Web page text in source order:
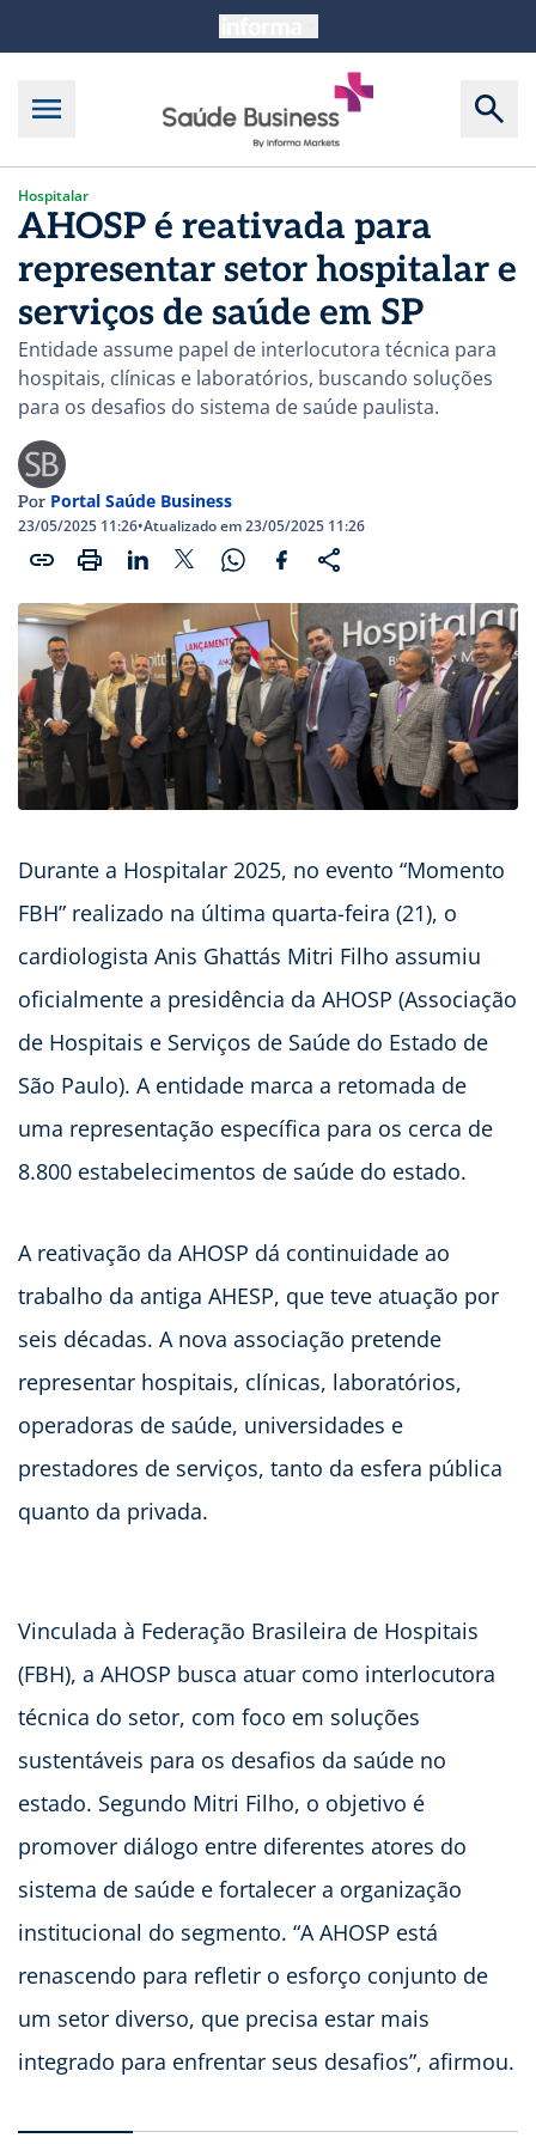
Hospitalar
AHOSP é reativada para
representar setor hospitalar e
serviços de saúde em SP
Entidade assume papel de interlocutora técnica para
hospitais, clínicas e laboratórios, buscando soluções
para os desafios do sistema de saúde paulista.
Por Portal Saúde Business
23/05/2025 11:26•Atualizado em 23/05/2025 11:26
Durante a Hospitalar 2025, no evento “Momento
FBH” realizado na última quarta-feira (21), o
cardiologista Anis Ghattás Mitri Filho assumiu
oficialmente a presidência da AHOSP (Associação
de Hospitais e Serviços de Saúde do Estado de
São Paulo). A entidade marca a retomada de
uma representação específica para os cerca de
8.800 estabelecimentos de saúde do estado.
A reativação da AHOSP dá continuidade ao
trabalho da antiga AHESP, que teve atuação por
seis décadas. A nova associação pretende
representar hospitais, clínicas, laboratórios,
operadoras de saúde, universidades e
prestadores de serviços, tanto da esfera pública
quanto da privada.
Vinculada à Federação Brasileira de Hospitais
(FBH), a AHOSP busca atuar como interlocutora
técnica do setor, com foco em soluções
sustentáveis para os desafios da saúde no
estado. Segundo Mitri Filho, o objetivo é
promover diálogo entre diferentes atores do
sistema de saúde e fortalecer a organização
institucional do segmento. “A AHOSP está
renascendo para refletir o esforço conjunto de
um setor diverso, que precisa estar mais
integrado para enfrentar seus desafios”, afirmou.